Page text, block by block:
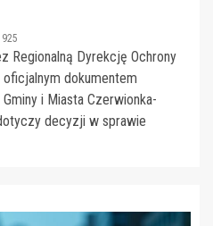
925
Regionalną Dyrekcję Ochrony
oficjalnym dokumentem
i Miasta Czerwionka-
decyzji w sprawie